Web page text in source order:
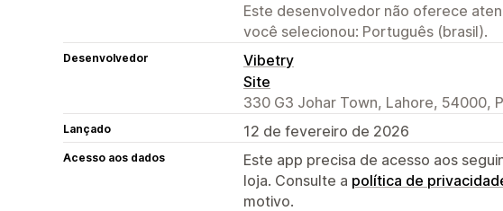
Este desenvolvedor não oferece
você selecionou: Português (brasil).
Desenvolvedor
Vibetry
Site
330 G3 Johar Town, Lahore, 54000,
Lançado 12 de fevereiro de 2026
Acesso aos dados
Este app precisa de acesso aos
loja. Consulte a política de
motivo.